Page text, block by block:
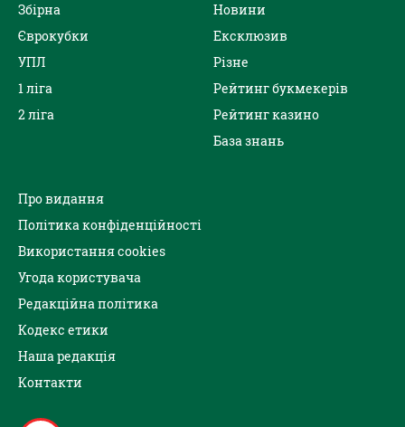
Збірна
Єврокубки
УПЛ
1 ліга
2 ліга
Новини
Ексклюзив
Різне
Рейтинг букмекерів
Рейтинг казино
База знань
Про видання
Політика конфіденційності
Використання cookies
Угода користувача
Редакційна політика
Кодекс етики
Наша редакція
Контакти